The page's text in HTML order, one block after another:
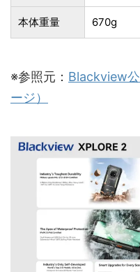
本体重量 670g
※参照元： Blackview
ージ）